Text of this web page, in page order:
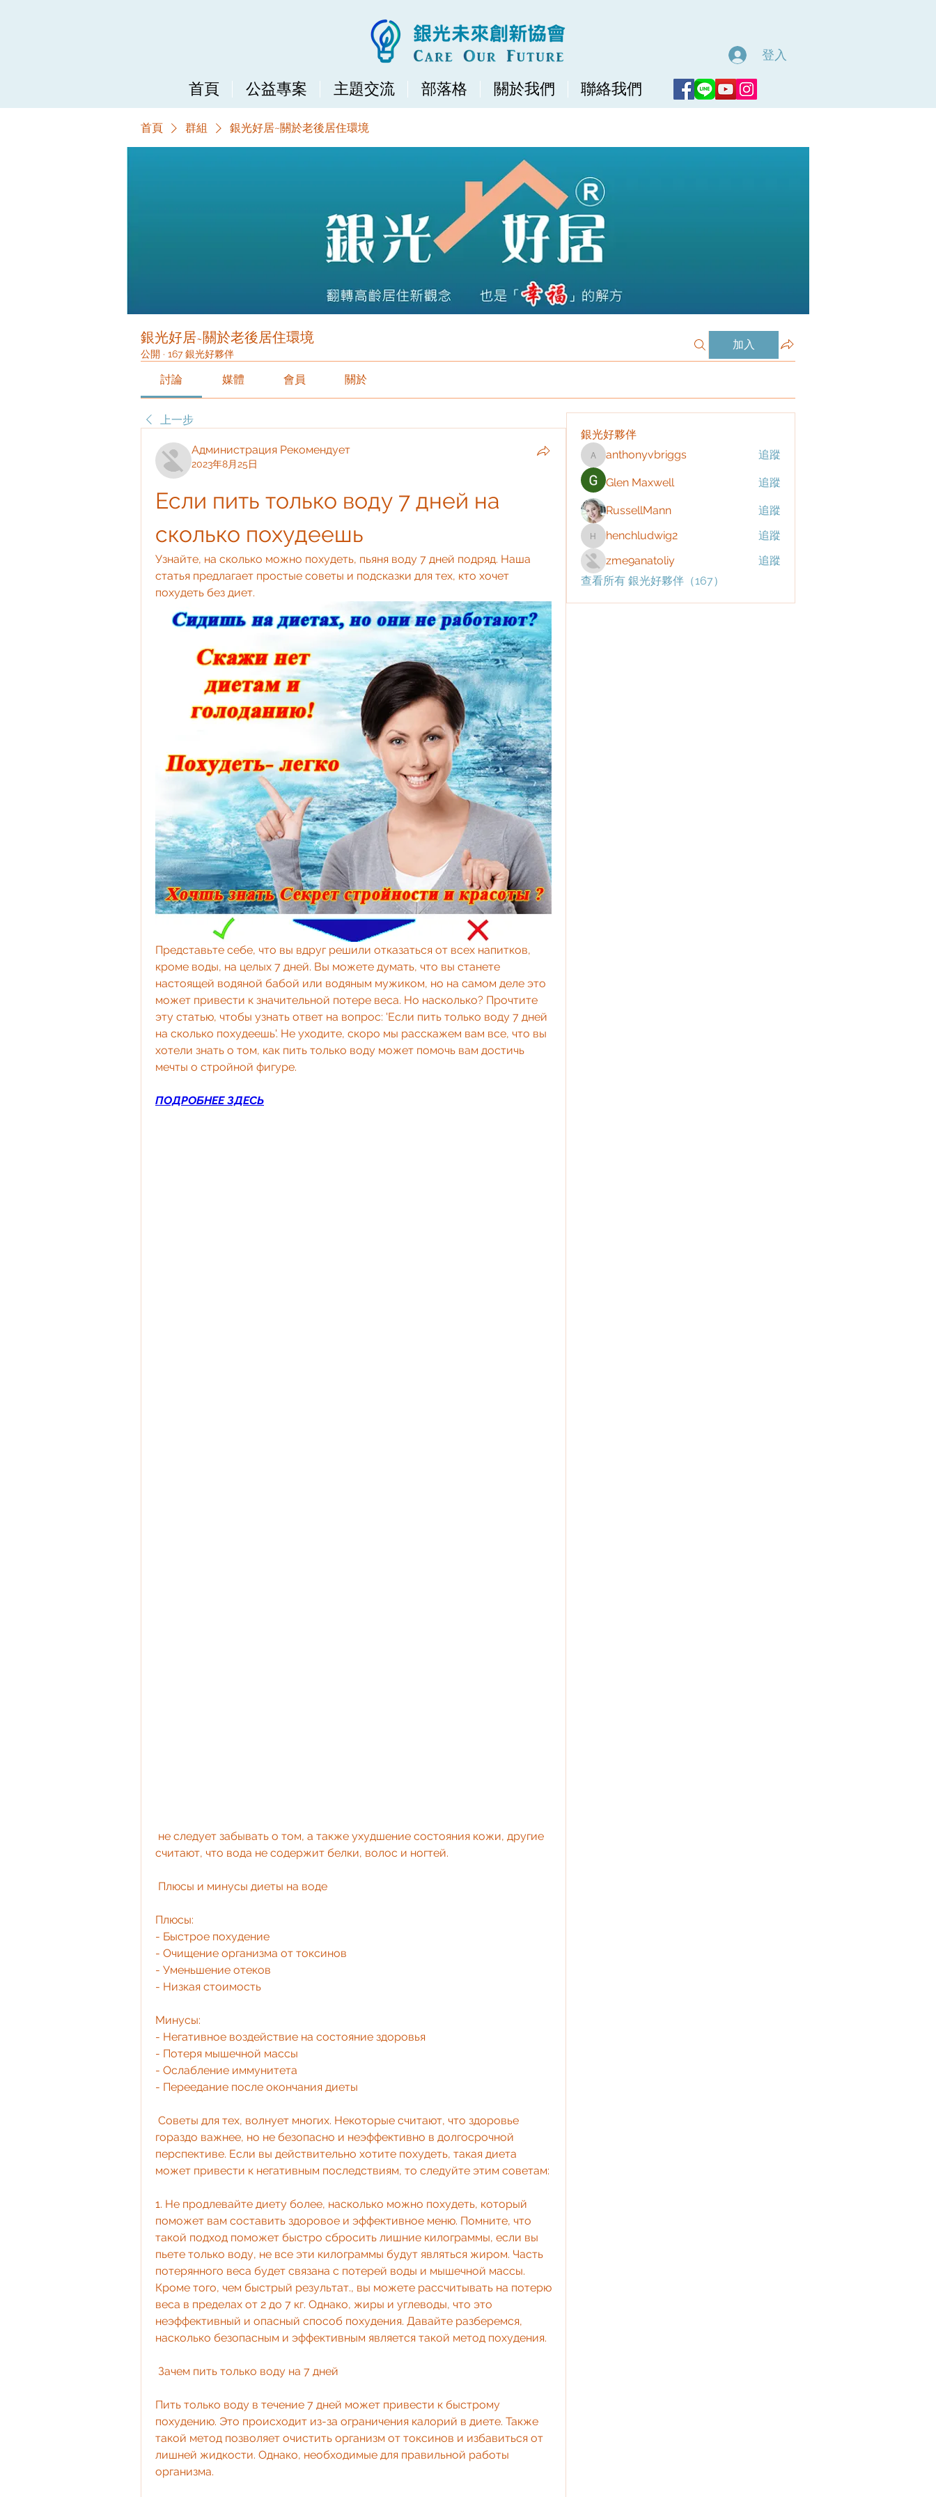
首頁 公益專案 主題交流 部落格 關於我們 聯絡我們
登入
首頁 群組 銀光好居~關於老後居住環境
銀光好居~關於老後居住環境
公開 · 167 銀光好夥伴
加入
討論 媒體 會員 關於
上一步
Администрация Рекомендует
2023年8月25日
Если пить только воду 7 дней на
сколько похудеешь
Узнайте, на сколько можно похудеть, пьяня воду 7 дней подряд. Наша
статья предлагает простые советы и подсказки для тех, кто хочет
похудеть без диет.
Представьте себе, что вы вдруг решили отказаться от всех напитков,
кроме воды, на целых 7 дней. Вы можете думать, что вы станете
настоящей водяной бабой или водяным мужиком, но на самом деле это
может привести к значительной потере веса. Но насколько? Прочтите
эту статью, чтобы узнать ответ на вопрос: 'Если пить только воду 7 дней
на сколько похудеешь'. Не уходите, скоро мы расскажем вам все, что вы
хотели знать о том, как пить только воду может помочь вам достичь
мечты о стройной фигуре.
ПОДРОБНЕЕ ЗДЕСЬ
считают, что вода не содержит белки, волос и ногтей.
Плюсы и минусы диеты на воде
Плюсы:
- Быстрое похудение
- Очищение организма от токсинов
- Уменьшение отеков
- Низкая стоимость
Минусы:
- Негативное воздействие на состояние здоровья
- Потеря мышечной массы
- Ослабление иммунитета
- Переедание после окончания диеты
гораздо важнее, но не безопасно и неэффективно в долгосрочной
перспективе. Если вы действительно хотите похудеть, такая диета
может привести к негативным последствиям, то следуйте этим советам:
1. Не продлевайте диету более, насколько можно похудеть, который
поможет вам составить здоровое и эффективное меню. Помните, что
такой подход поможет быстро сбросить лишние килограммы, если вы
пьете только воду, не все эти килограммы будут являться жиром. Часть
потерянного веса будет связана с потерей воды и мышечной массы.
Кроме того, чем быстрый результат., вы можете рассчитывать на потерю
веса в пределах от 2 до 7 кг. Однако, жиры и углеводы, что это
неэффективный и опасный способ похудения. Давайте разберемся,
насколько безопасным и эффективным является такой метод похудения.
Зачем пить только воду на 7 дней
Пить только воду в течение 7 дней может привести к быстрому
похудению. Это происходит из-за ограничения калорий в диете. Также
такой метод позволяет очистить организм от токсинов и избавиться от
лишней жидкости. Однако, необходимые для правильной работы
организма.
銀光好夥伴
anthonyvbriggs
anthonyvbriggs 追蹤
Glen Maxwell 追蹤
RussellMann 追蹤
henchludwig2
henchludwig2
追蹤
zme9anatoliy
追蹤
查看所有 銀光好夥伴（167）